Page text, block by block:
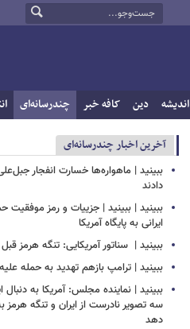
اندیشه دین کافه خبر چندرسانه‌ای
آخرین اخبار چندرسانه‌ای
ببینید | ماهواره‌ها خسارت انفجار
دادند
ببینید | ببینید | جزییات و رمز موفقیت
ایرانی به پایگاه آمریکا
ببینید | ‏ سناتور آمریکایی: تنگه هرمز
ببینید | ترامپ بازهم تهدید به حمله
ببینید | نماینده مجلس: آمریکا به
سه تصویر نادرست از ایران و تنگه هرمز
دهد